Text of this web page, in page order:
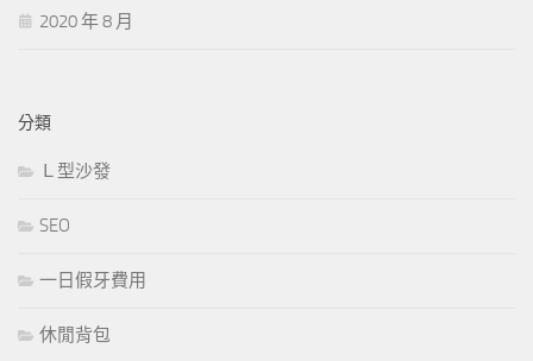
2020 年 8 月
分類
Ｌ型沙發
SEO
一日假牙費用
休閒背包